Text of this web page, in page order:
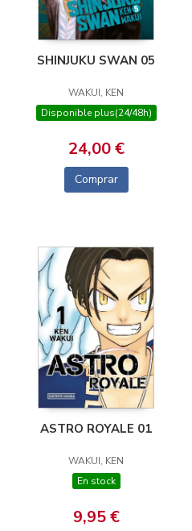
SHINJUKU SWAN 05
WAKUI, KEN
Disponible plus(24/48h)
24,00 €
Comprar
ASTRO ROYALE 01
WAKUI, KEN
En stock
9,95 €